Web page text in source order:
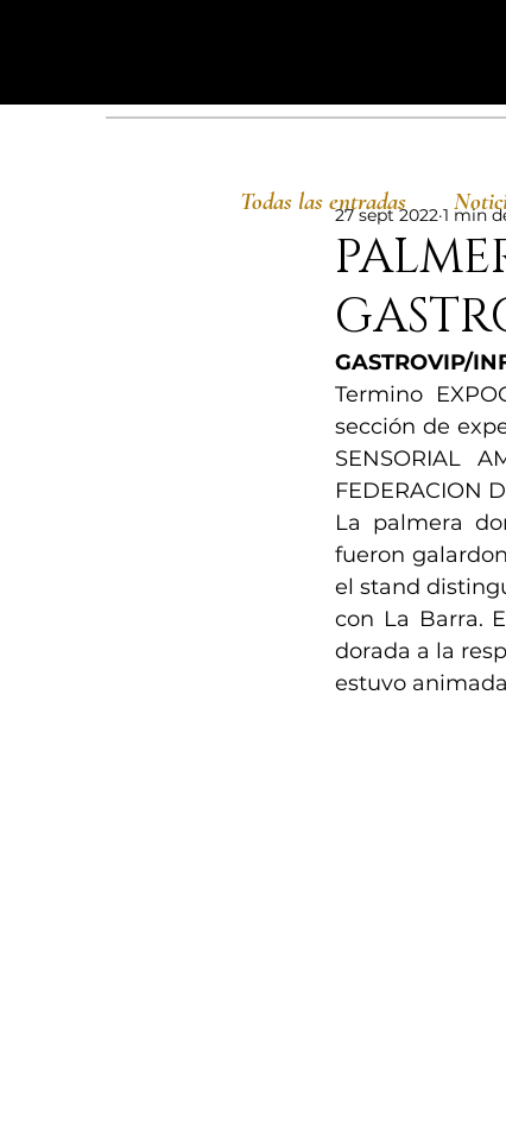
27 sept 2022 1 min
GASTROVIP/
Termino
sección de
SENSORIAL
FEDERACION
La palmera
fueron
el stand
con La Barra.
dorada a la
estuvo
Todas las entradas